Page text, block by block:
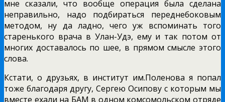
мне сказали, что вообще операция была сделана
неправильно, надо подбираться переднебоковым
методом, ну да ладно, чего уж вспоминать того
старенького врача в Улан-Удэ, ему и так потом от
многих доставалось по шее, в прямом смысле этого
слова.
Кстати, о друзьях, в институт им.Поленова я попал
тоже благодаря другу, Сергею Осипову с которым мы
вместе ехали на БАМ в одном комсомольском отряде